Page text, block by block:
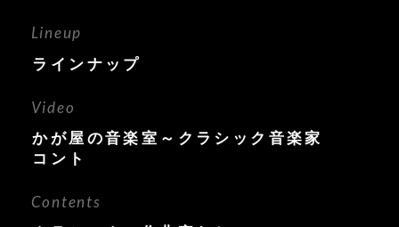
Lineup
ラインナップ
Video
かが屋の音楽室～クラシック音楽家
コント
Contents